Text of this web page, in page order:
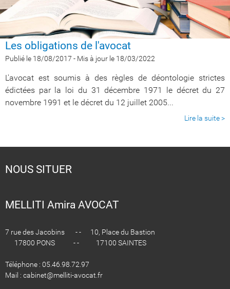
Les obligations de l'avocat
Publié le 18/08/2017 - Mis à jour le 18/03/2022
L'avocat est soumis à des règles de déontologie strictes
édictées par la loi du 31 décembre 1971 le décret du 27
novembre 1991 et le décret du 12 juillet 2005...
Lire la suite >
NOUS SITUER
MELLITI Amira AVOCAT
7 rue des Jacobins - - 10, Place du Bastion
17800 PONS - - 17100 SAINTES
Téléphone : 05.46.98.72.97
Mail : cabinet@melliti-avocat.fr